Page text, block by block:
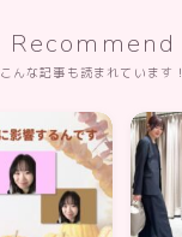
Recommend
こんな記事も読まれています！